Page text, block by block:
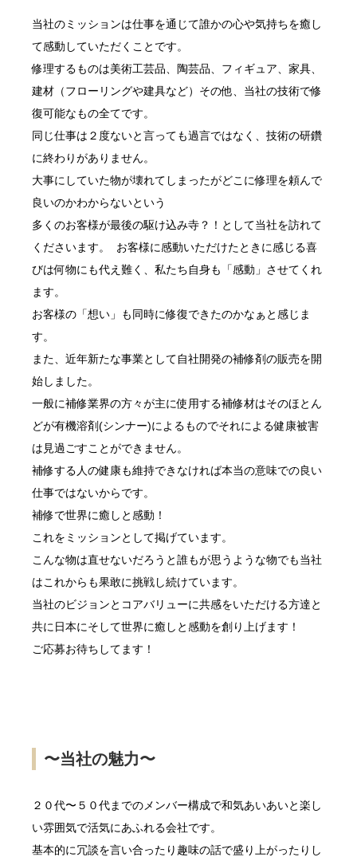
当社のミッションは仕事を通じて誰かの心や気持ちを癒し
て感動していただくことです。
修理するものは美術工芸品、陶芸品、フィギュア、家具、
建材（フローリングや建具など）その他、当社の技術で修
復可能なもの全てです。
同じ仕事は２度ないと言っても過言ではなく、技術の研鑽
に終わりがありません。
大事にしていた物が壊れてしまったがどこに修理を頼んで
良いのかわからないという
多くのお客様が最後の駆け込み寺？！として当社を訪れて
くださいます。 お客様に感動いただけたときに感じる喜
びは何物にも代え難く、私たち自身も「感動」させてくれ
ます。
お客様の「想い」も同時に修復できたのかなぁと感じま
す。
また、近年新たな事業として自社開発の補修剤の販売を開
始しました。
一般に補修業界の方々が主に使用する補修材はそのほとん
どが有機溶剤(シンナー)によるものでそれによる健康被害
は見過ごすことができません。
補修する人の健康も維持できなければ本当の意味での良い
仕事ではないからです。
補修で世界に癒しと感動！
これをミッションとして掲げています。
こんな物は直せないだろうと誰もが思うような物でも当社
はこれからも果敢に挑戦し続けています。
当社のビジョンとコアバリューに共感をいただける方達と
共に日本にそして世界に癒しと感動を創り上げます！
ご応募お待ちしてます！
〜当社の魅力〜
２０代〜５０代までのメンバー構成で和気あいあいと楽し
い雰囲気で活気にあふれる会社です。
基本的に冗談を言い合ったり趣味の話で盛り上がったりし